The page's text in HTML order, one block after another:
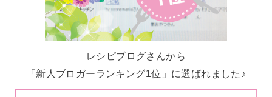
レシピブログさんから
「新人ブロガーランキング1位」に選ばれました♪